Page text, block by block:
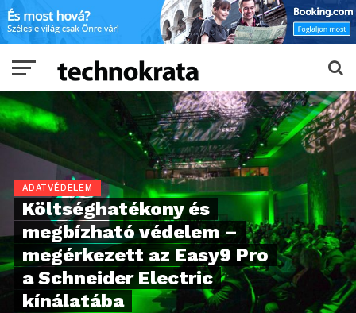
ADATVÉDELEM
Költséghatékony és
megbízható védelem –
megérkezett az Easy9 Pro
a Schneider Electric
kínálatába